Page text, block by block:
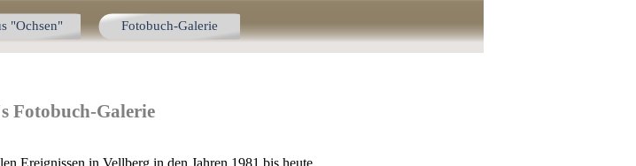
Menü überspringen
"Ochsen" Fotobuch-Galerie
Fotobuch-Galerie
Ereignissen in Vellberg in den Jahren 1981 bis heute.